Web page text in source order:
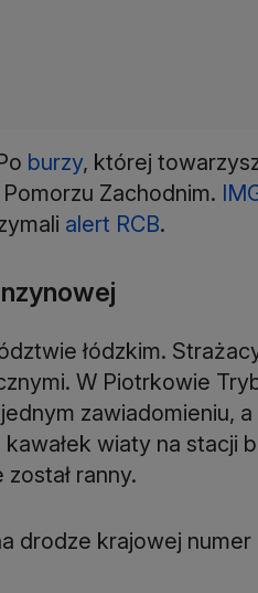
burzy, której
Zachodnim.
alert RCB.
łódzkim.
W Piotrkowie
zawiadomieniu,
wiaty na stacji
ranny.
drodze krajowej numer